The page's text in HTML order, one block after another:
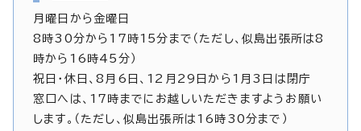
月曜日から金曜日
8時30分から17時15分まで（ただし、似島出張所は8
時から16時45分）
祝日・休日、8月6日、12月29日から1月3日は閉庁
窓口へは、17時までにお越しいただきますようお願い
します。（ただし、似島出張所は16時30分まで）